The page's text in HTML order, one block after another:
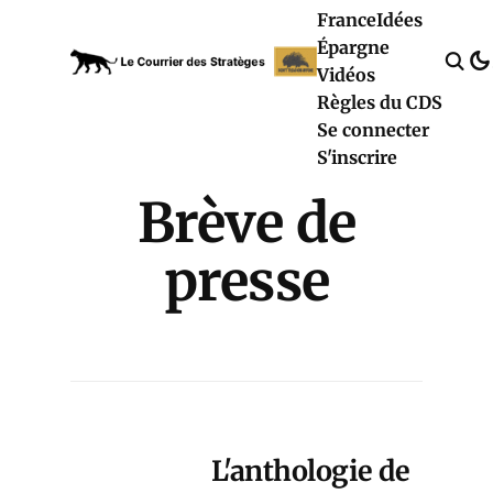
FranceIdées
Épargne
Vidéos
Règles du CDS
Se connecter
S'inscrire
Brève de
presse
L'anthologie de